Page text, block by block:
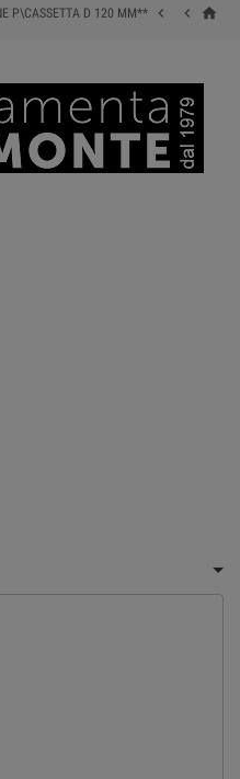
home


P\CASSETTA D 120 MM**